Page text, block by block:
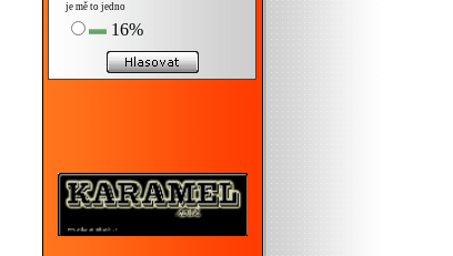
je mě to jedno
16%